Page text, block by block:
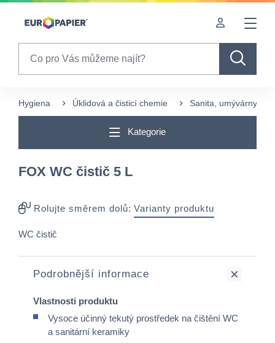
Table Of Content
Hygiena Úklidová a čisticí chemie Sanita, umývárny a
Kategorie
FOX WC čistič 5 L
Rolujte směrem dolů: Varianty produktu
WC čistič
Podrobnější informace
Vlastnosti produktu
Vysoce účinný tekutý prostředek na čištění WC
a sanitární keramiky